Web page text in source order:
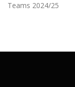
Teams 2024/25